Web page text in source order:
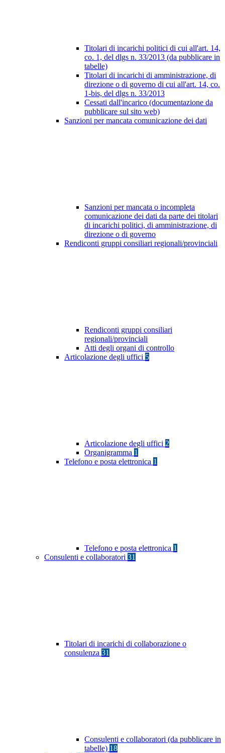
Titolari di incarichi politici di cui all'art. 14,
co. 1, del dlgs n. 33/2013 (da pubblicare in
tabelle)
Titolari di incarichi di amministrazione, di
direzione o di governo di cui all'art. 14, co.
1-bis, del dlgs n. 33/2013
Cessati dall'incarico (documentazione da
pubblicare sul sito web)
Sanzioni per mancata comunicazione dei dati
Sanzioni per mancata o incompleta
comunicazione dei dati da parte dei titolari
di incarichi politici, di amministrazione, di
direzione o di governo
Rendiconti gruppi consiliari regionali/provinciali
Rendiconti gruppi consiliari
regionali/provinciali
Atti degli organi di controllo
Articolazione degli uffici 5
Articolazione degli uffici 2
Organigramma 1
Telefono e posta elettronica 1
Telefono e posta elettronica 1
Consulenti e collaboratori 31
Titolari di incarichi di collaborazione o
consulenza 31
Consulenti e collaboratori (da pubblicare in
tabelle) 18